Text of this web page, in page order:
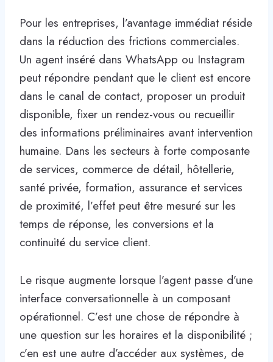
Pour les entreprises, l’avantage immédiat réside
dans la réduction des frictions commerciales.
Un agent inséré dans WhatsApp ou Instagram
peut répondre pendant que le client est encore
dans le canal de contact, proposer un produit
disponible, fixer un rendez-vous ou recueillir
des informations préliminaires avant intervention
humaine. Dans les secteurs à forte composante
de services, commerce de détail, hôtellerie,
santé privée, formation, assurance et services
de proximité, l’effet peut être mesuré sur les
temps de réponse, les conversions et la
continuité du service client.
Le risque augmente lorsque l’agent passe d’une
interface conversationnelle à un composant
opérationnel. C’est une chose de répondre à
une question sur les horaires et la disponibilité ;
c’en est une autre d’accéder aux systèmes, de